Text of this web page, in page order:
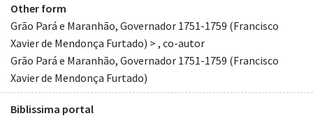
Other form
Grão Pará e Maranhão, Governador 1751-1759 (Francisco
Xavier de Mendonça Furtado) > , co-autor
Grão Pará e Maranhão, Governador 1751-1759 (Francisco
Xavier de Mendonça Furtado)
Biblissima portal